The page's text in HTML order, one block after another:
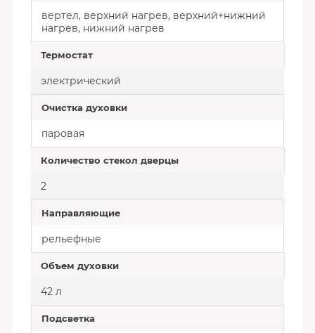
вертел, верхний нагрев, верхний+нижний
нагрев, нижний нагрев
Термостат
электрический
Очистка духовки
паровая
Количество стекол дверцы
2
Направляющие
рельефные
Объем духовки
42 л
Подсветка